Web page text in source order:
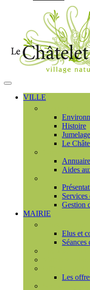
MENU
PRINCIPAL
VILLE
Histoire
Jumelage
Le
Annuaire
Aides
Services
Gestion
MAIRIE
Elus et
Les